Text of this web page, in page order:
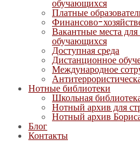
обучающихся
Платные
Финансово-
Вакантные места
обучающихся
Доступная среда
Дистанционное
Международное
Нотные библиотеки
Школьная
Нотный архив для
Нотный архив
Блог
Контакты